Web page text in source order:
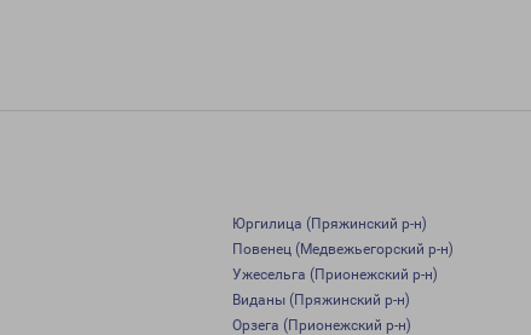
Юргилица (Пряжинский р-н)
Повенец (Медвежьегорский р-н)
Ужесельга (Прионежский р-н)
Виданы (Пряжинский р-н)
Орзега (Прионежский р-н)